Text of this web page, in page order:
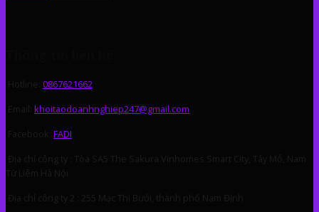
Hotline: 0867621662
Email: khoitaodoanhnghiep247@gmail.com
Facebook: FADI
Địa chỉ công ty : Tòa SA5 The Sakura Vinhomes Smart City, Tây Mỗ, Nam
Từ Liêm Hà Nội
Địa chỉ công ty 2 : 255 Mạc Thị Bưởi, thành phố Nam Định